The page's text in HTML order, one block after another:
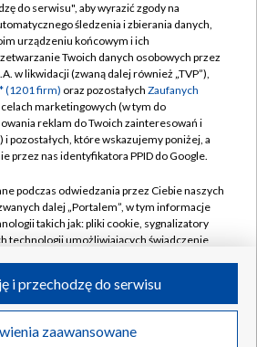
TVP
TVP
Cyfrowa
Regulamin TVP
prywatności
Moje zgody
Pomoc
Kontakt
Kanały
Polska S.A. w likwidacji
do serwisu", aby wyrazić zgody na
śledzenia i zbierania danych,
urządzeniu końcowym i ich
Twoich danych osobowych przez
w likwidacji (zwaną dalej również „TVP”),
(1201 firm) oraz pozostałych Zaufanych
celach marketingowych (w tym do
reklam do Twoich zainteresowań i
pozostałych, które wskazujemy poniżej, a
przez nas identyfikatora PPID do Google.
podczas odwiedzania przez Ciebie naszych
dalej „Portalem”, w tym informacje
takich jak: pliki cookie, sygnalizatory
technologii umożliwiających świadczenie
podczas odwiedzania przez Ciebie
Portalu, takie jak adresy IP, identyfikatory
zaawansowane
i przechodzę do serwisu